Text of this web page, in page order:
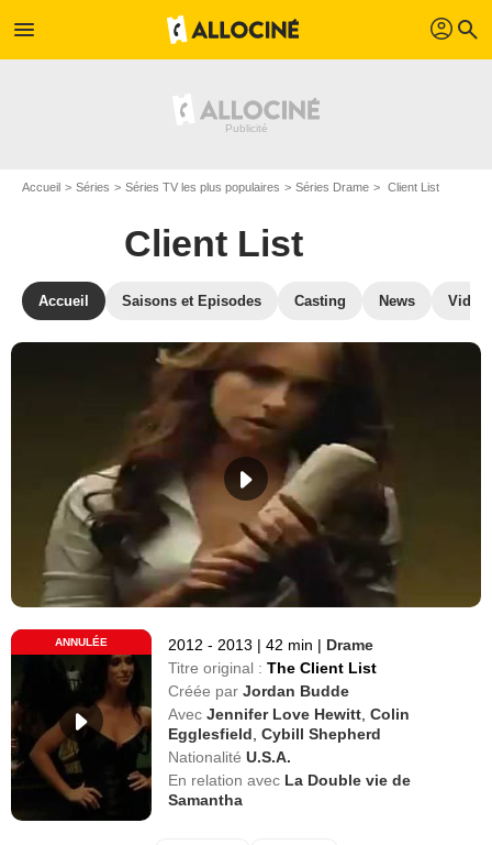
menu profil search
Accueil Séries Séries TV les plus populaires Séries Drame Client List
Client List
Accueil Saisons et Episodes Casting News
ANNULÉE 2012 - 2013 | 42 min | Drame
Titre original : The Client List
Créée par Jordan Budde
Avec Jennifer Love Hewitt ,Colin
Egglesfield ,Cybill Shepherd
Nationalité U.S.A.
En relation avec La Double vie de
Samantha